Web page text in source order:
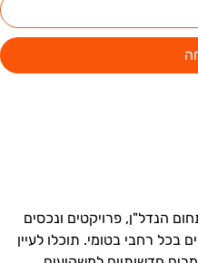
הנדל"ן, פרויקטים ונכסים
בכל רחבי בטומי. תוכלו לעיין